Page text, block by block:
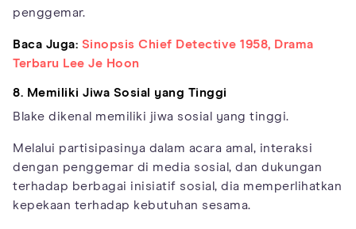
penggemar.
Baca Juga: Sinopsis Chief Detective 1958, Drama
Terbaru Lee Je Hoon
8. Memiliki Jiwa Sosial yang Tinggi
Blake dikenal memiliki jiwa sosial yang tinggi.
Melalui partisipasinya dalam acara amal, interaksi
dengan penggemar di media sosial, dan dukungan
terhadap berbagai inisiatif sosial, dia memperlihatkan
kepekaan terhadap kebutuhan sesama.